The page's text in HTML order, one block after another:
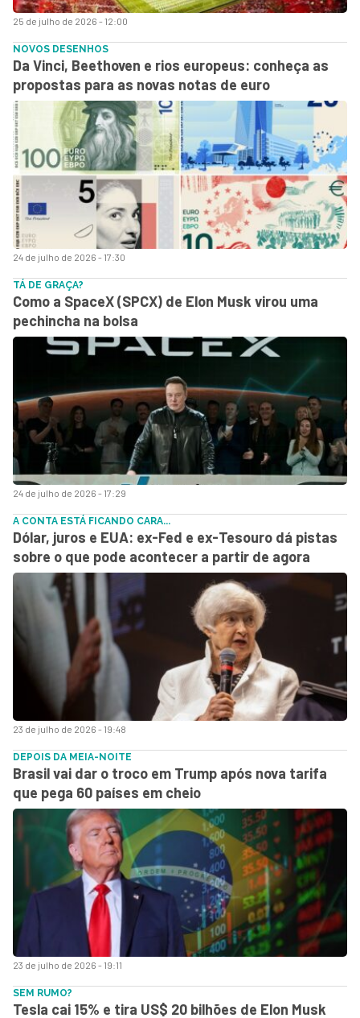
25 de julho de 2026 - 12:00
24 de julho de 2026 - 17:30
NOVOS DESENHOS
Da Vinci, Beethoven e rios europeus: conheça as
propostas para as novas notas de euro
24 de julho de 2026 - 17:29
TÁ DE GRAÇA?
Como a SpaceX (SPCX) de Elon Musk virou uma
pechincha na bolsa
23 de julho de 2026 - 19:48
A CONTA ESTÁ FICANDO CARA...
Dólar, juros e EUA: ex-Fed e ex-Tesouro dá pistas
sobre o que pode acontecer a partir de agora
23 de julho de 2026 - 19:11
DEPOIS DA MEIA-NOITE
Brasil vai dar o troco em Trump após nova tarifa
que pega 60 países em cheio
SEM RUMO?
Tesla cai 15% e tira US$ 20 bilhões de Elon Musk